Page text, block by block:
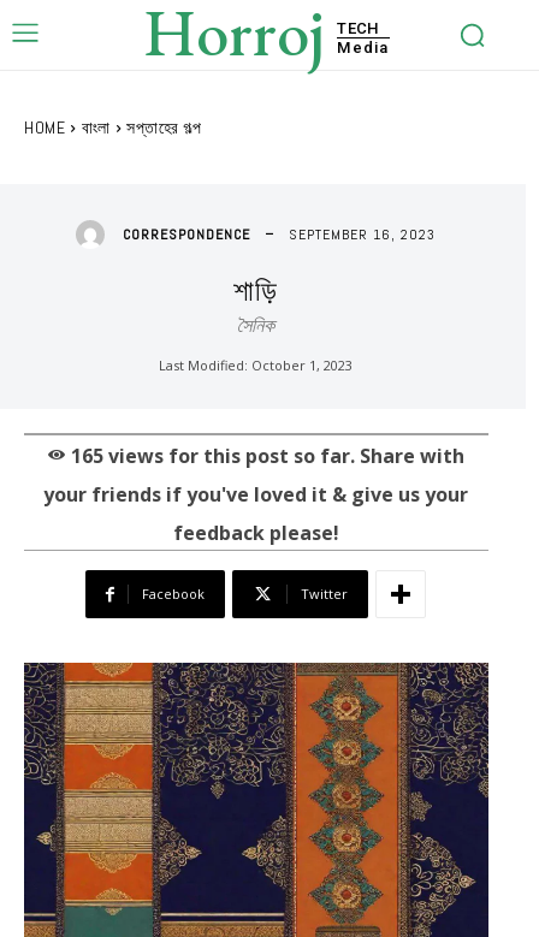
Horroj
TECH
Media
HOME বাংলা সপ্তাহের গল্প
CORRESPONDENCE SEPTEMBER 16, 2023
শাড়ি
সৈনিক
Last Modified: October 1, 2023
165views for this post so far. Share with
your friends if you've loved it & give us your
feedback please!
Facebook Twitter